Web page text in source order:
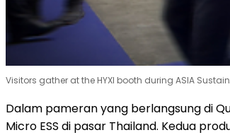
Visitors gather at the HYXI booth during ASIA
Dalam pameran yang berlangsung di
Micro ESS di pasar Thailand. Kedua